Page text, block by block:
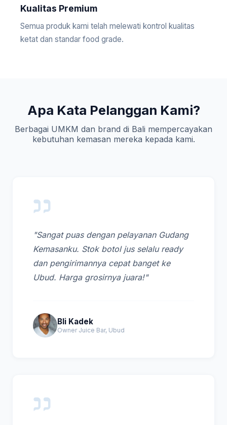
Kualitas Premium
Semua produk kami telah melewati kontrol kualitas
ketat dan standar food grade.
Apa Kata Pelanggan Kami?
Berbagai UMKM dan brand di Bali mempercayakan
kebutuhan kemasan mereka kepada kami.
"Sangat puas dengan pelayanan Gudang
Kemasanku. Stok botol jus selalu ready
dan pengirimannya cepat banget ke
Ubud. Harga grosirnya juara!"
Bli Kadek
Owner Juice Bar, Ubud